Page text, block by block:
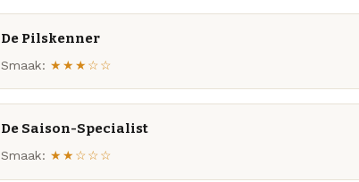
De Pilskenner
Smaak: ★★★☆☆
De Saison-Specialist
Smaak: ★★☆☆☆